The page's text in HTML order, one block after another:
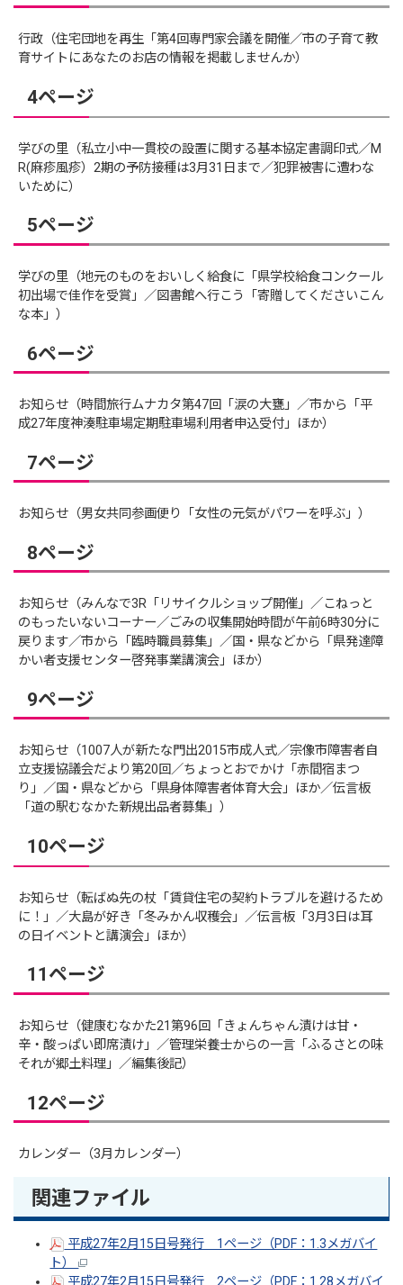
行政（住宅団地を再生「第4回専門家会議を開催／市の子育て教
育サイトにあなたのお店の情報を掲載しませんか）
4ページ
学びの里（私立小中一貫校の設置に関する基本協定書調印式／M
R(麻疹風疹）2期の予防接種は3月31日まで／犯罪被害に遭わな
いために）
5ページ
学びの里（地元のものをおいしく給食に「県学校給食コンクール
初出場で佳作を受賞」／図書館へ行こう「寄贈してくださいこん
な本」）
6ページ
お知らせ（時間旅行ムナカタ第47回「涙の大甕」／市から「平
成27年度神湊駐車場定期駐車場利用者申込受付」ほか）
7ページ
お知らせ（男女共同参画便り「女性の元気がパワーを呼ぶ」）
8ページ
お知らせ（みんなで3R「リサイクルショップ開催」／こねっと
のもったいないコーナー／ごみの収集開始時間が午前6時30分に
戻ります／市から「臨時職員募集」／国・県などから「県発達障
かい者支援センター啓発事業講演会」ほか）
9ページ
お知らせ（1007人が新たな門出2015市成人式／宗像市障害者自
立支援協議会だより第20回／ちょっとおでかけ「赤間宿まつ
り」／国・県などから「県身体障害者体育大会」ほか／伝言板
「道の駅むなかた新規出品者募集」）
10ページ
お知らせ（転ばぬ先の杖「賃貸住宅の契約トラブルを避けるため
に！」／大島が好き「冬みかん収穫会」／伝言板「3月3日は耳
の日イベントと講演会」ほか）
11ページ
お知らせ（健康むなかた21第96回「きょんちゃん漬けは甘・
辛・酸っぱい即席漬け」／管理栄養士からの一言「ふるさとの味
それが郷土料理」／編集後記）
12ページ
カレンダー（3月カレンダー）
関連ファイル
平成27年2月15日号発行 1ページ（PDF：1.3メガバイ
ト）
平成27年2月15日号発行 2ページ（PDF：1.28メガバイ